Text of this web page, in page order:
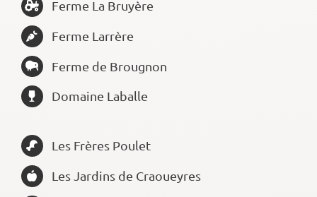
Ferme La Bruyère
Ferme Larrère
Ferme de Brougnon
Domaine Laballe
Les Frères Poulet
Les Jardins de Craoueyres